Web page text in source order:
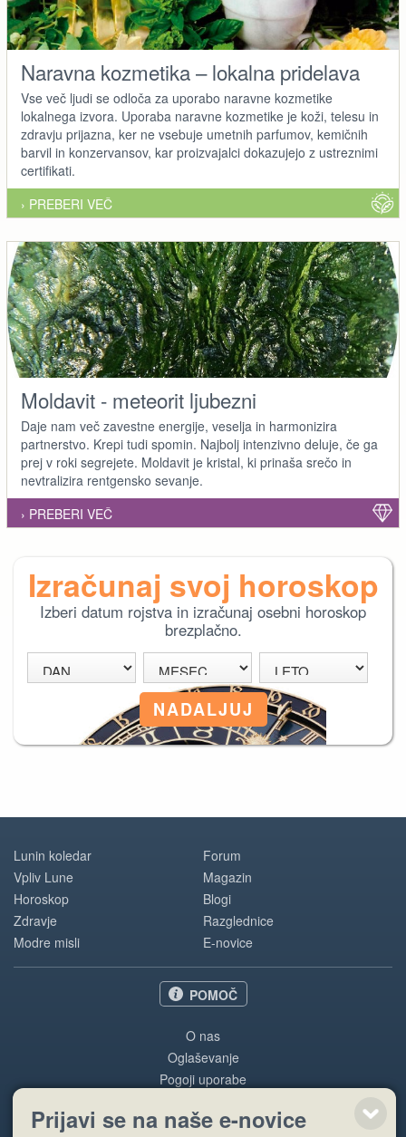
Naravna kozmetika – lokalna pridelava
Vse več ljudi se odloča za uporabo naravne kozmetike
lokalnega izvora. Uporaba naravne kozmetike je koži, telesu in
zdravju prijazna, ker ne vsebuje umetnih parfumov, kemičnih
barvil in konzervansov, kar proizvajalci dokazujejo z ustreznimi
certifikati.
› PREBERI VEČ
Moldavit - meteorit ljubezni
Daje nam več zavestne energije, veselja in harmonizira
partnerstvo. Krepi tudi spomin. Najbolj intenzivno deluje, če ga
prej v roki segrejete. Moldavit je kristal, ki prinaša srečo in
nevtralizira rentgensko sevanje.
› PREBERI VEČ
Izračunaj svoj horoskop
Izberi datum rojstva in izračunaj osebni horoskop
brezplačno.
Lunin koledar
Vpliv Lune
Horoskop
Zdravje
Modre misli
Forum
Magazin
Blogi
Razglednice
E-novice
POMOČ
O nas
Oglaševanje
Pogoji uporabe
Pošlji stran
Prijavi se na naše e-novice